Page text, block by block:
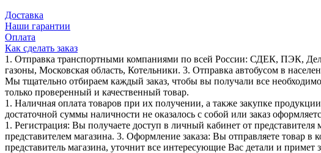
Доставка
Наши гарантии
Оплата
Как сделать заказ
1. Отправка транспортными компаниями по всей России: СДЕК, ПЭК,
газоны, Московская область, Котельники. 3. Отправка автобусом в
Мы тщательно отбираем каждый заказ, чтобы вы получали все
только проверенный и качественный товар.
1. Наличная оплата товаров при их получении, а также закупке
достаточной суммы наличности не оказалось с собой или заказ
1. Регистрация: Вы получаете доступ в личный кабинет от
представителем магазина. 3. Оформление заказа: Вы отправляете товар
представитель магазина, уточнит все интересующие Вас детали и примет